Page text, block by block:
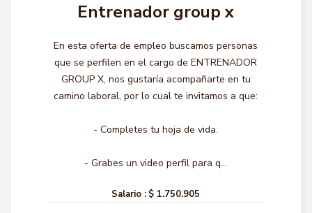
Entrenador group x
En esta oferta de empleo buscamos personas
que se perfilen en el cargo de ENTRENADOR
GROUP X, nos gustaría acompañarte en tu
camino laboral, por lo cual te invitamos a que:
- Completes tu hoja de vida.
- Grabes un video perfil para q...
Salario : $ 1.750.905